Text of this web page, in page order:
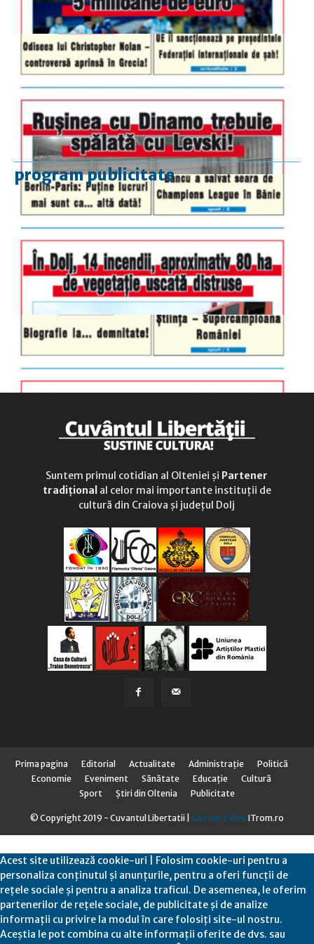
program publicitate
luni-vineri
9.00 - 17.00
duminică
9.00 - 12.00
Suntem primul cotidian al Olteniei și Partener
tradițional al celor mai importante instituții de
cultură din Craiova și județul Dolj
Prima pagina Editorial Actualitate Administraţie
Politică
Economie
Eveniment Sănătate Educaţie
Cultură
Sport
Știri din Oltenia Publicitate
© Copyright 2019 - Cuvantul Libertatii | Gazduire Web ITrom.ro
Acest site utilizează cookie-uri | Folosim cookie-uri pentru a
personaliza conținutul și anunțurile, pentru a oferi funcții de
rețele sociale și pentru a analiza traficul. De asemenea, le oferim
partenerilor de rețele sociale, de publicitate și de analize
informații cu privire la modul în care folosiți site-ul nostru.
Aceștia le pot combina cu alte informații oferite de dvs. sau